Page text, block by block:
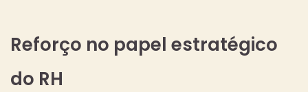
Reforço no papel estratégico
do RH